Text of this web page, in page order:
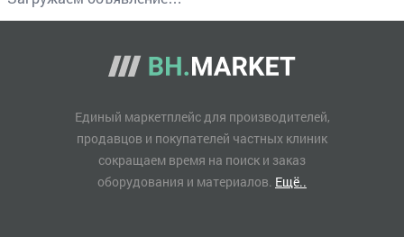
Единый маркетплейс для производителей,
продавцов и покупателей частных клиник
сокращаем время на поиск и заказ
оборудования и материалов. Ещё..